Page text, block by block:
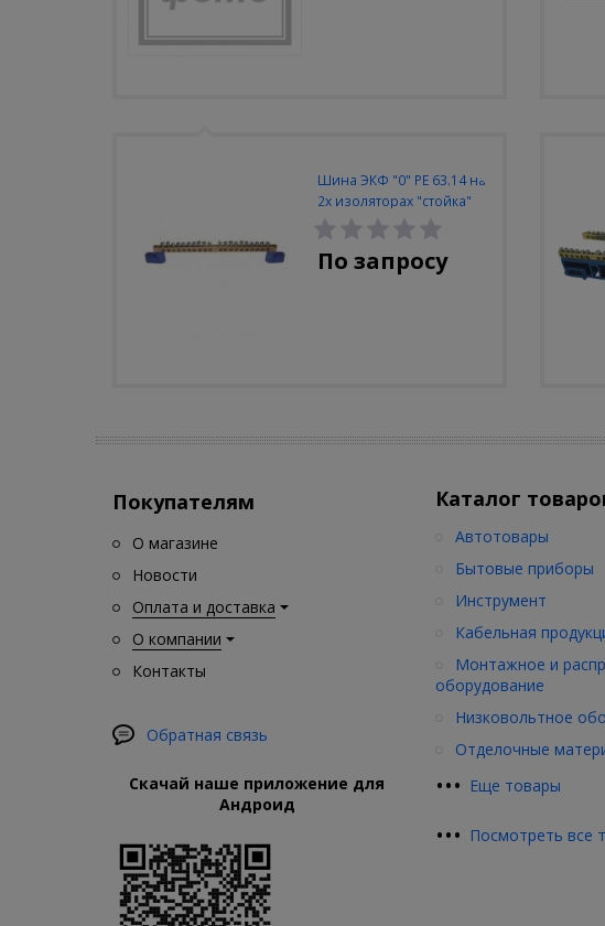
Шина ЭКФ "0" PE 63.14 на
2х изоляторах "стойка"
По запросу
Покупателям
О магазине
Новости
Оплата и доставка
О компании
Контакты
Обратная связь
Скачай наше приложение для
Андроид
Каталог
••• Еще товары
Автотовары
Бытовые приборы
Инструмент
Кабельная
Монтажное и
оборудование
Низковольтное
Отделочные
••• Посмотреть все